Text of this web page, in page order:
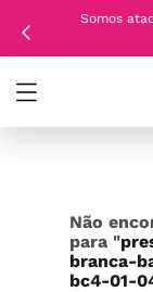
Somos
Não
para "
branca-
bc4-01-